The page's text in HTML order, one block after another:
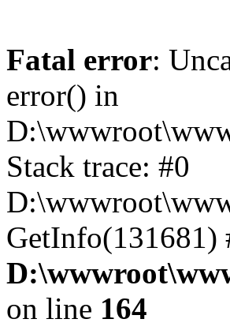
Fatal error:
error() in
Stack trace: #0
on line 164